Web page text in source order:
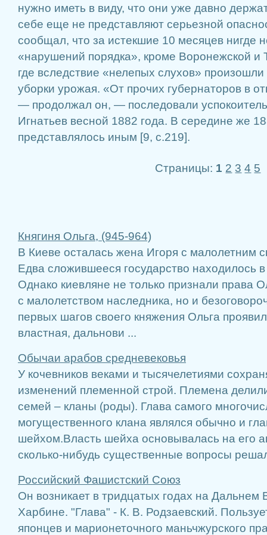
нужно иметь в виду, что они уже давно
себе еще не представляют серьезной
сообщал, что за истекшие 10 месяцев нигде
«нарушений порядка», кроме Воронежской и
где вследствие «нелепых слухов»
уборки урожая. «От прочих губернаторов в
— продолжал он, — последовали
Игнатьев весной 1882 года. В середине же
представлялось иным [9, с.219].
Страницы: 1 2 3 4 5
Княгиня Ольга, (945-964)
В Киеве осталась жена Игоря с малолетним
Едва сложившееся государство находилось
Однако киевляне не только признали права
с малолетством наследника, но и
первых шагов своего княжения Ольга
властная, дальнови ...
Обычаи арабов средневековья
У кочевников веками и тысячелетиями
изменений племенной строй. Племена
семей – кланы (роды). Глава самого
могущественного клана являлся обычно и
шейхом.Власть шейха основывалась на его
сколько-нибудь существенные вопросы
Российский Фашистский Союз
Он возникает в тридцатых годах на Дальнем
Харбине. "Глава" - К. В. Родзаевский.
японцев и марионеточного маньчжурского